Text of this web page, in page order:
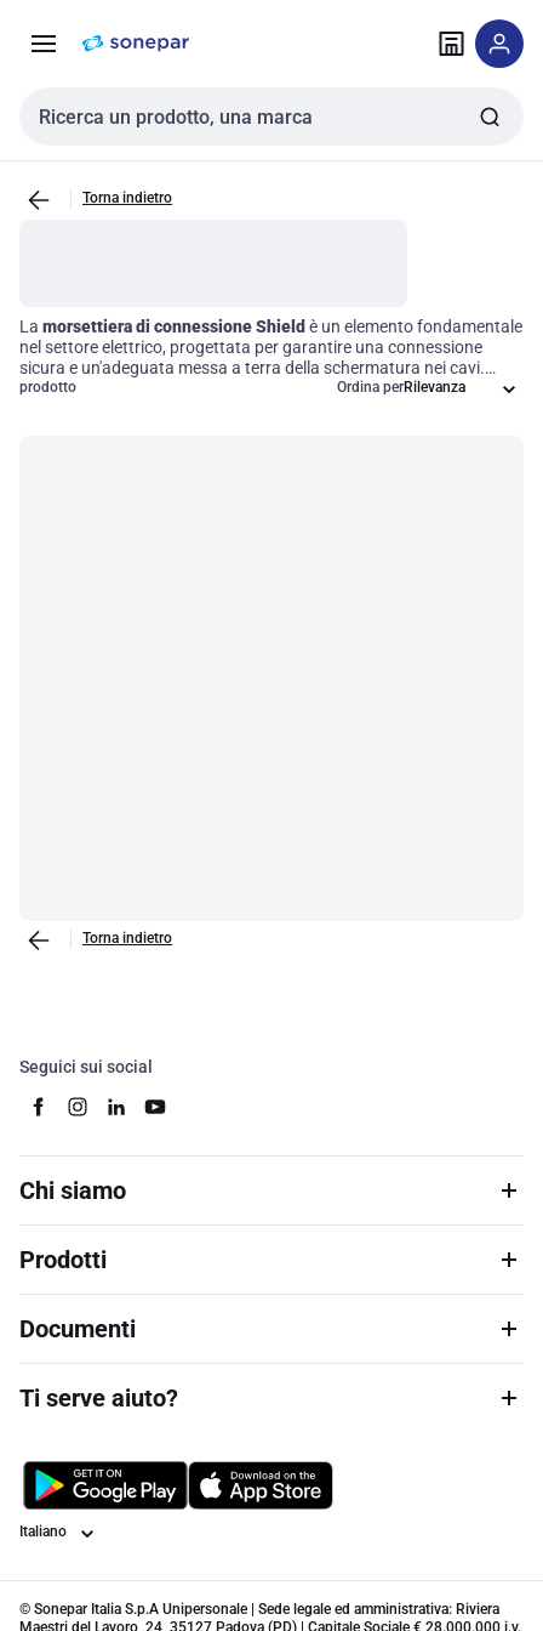
navigazione alla
Cerca input
Torna indietro
La morsettiera di connessione Shield è un elemento fondamentale
nel settore elettrico, progettata per garantire una connessione
sicura e un'adeguata messa a terra della schermatura nei cavi.
Questo componente è essenziale per proteggere i circuiti da
prodotto Ordina per
Torna indietro
Seguici sui social
Chi siamo
Prodotti
Documenti
Ti serve aiuto?
Lingua
© Sonepar Italia S.p.A Unipersonale | Sede legale ed amministrativa: Riviera
Maestri del Lavoro, 24, 35127 Padova (PD) | Capitale Sociale € 28.000.000 i.v.